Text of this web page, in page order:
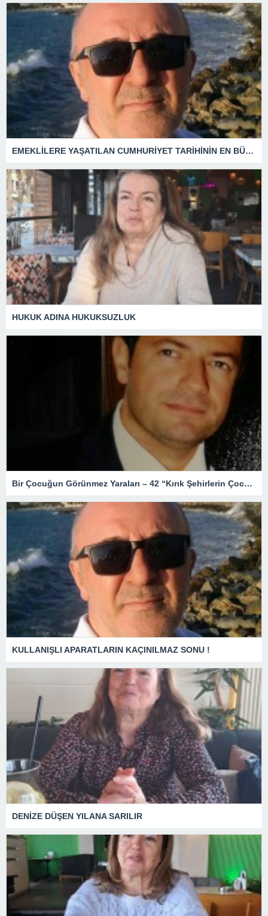
EMEKLİLERE YAŞATILAN CUMHURİYET TARİHİNİN EN BÜYÜK ZULMÜNÜN DERİN ANALİZİ !
HUKUK ADINA HUKUKSUZLUK
Bir Çocuğun Görünmez Yaraları – 42 “Kırık Şehirlerin Çocukları”
KULLANIŞLI APARATLARIN KAÇINILMAZ SONU !
DENİZE DÜŞEN YILANA SARILIR